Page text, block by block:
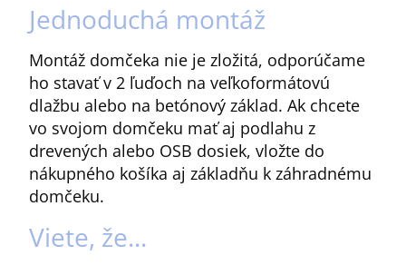
Jednoduchá montáž
Montáž domčeka nie je zložitá, odporúčame
ho stavať v 2 ľuďoch na veľkoformátovú
dlažbu alebo na betónový základ. Ak chcete
vo svojom domčeku mať aj podlahu z
drevených alebo OSB dosiek, vložte do
nákupného košíka aj základňu k záhradnému
domčeku.
Viete, že...